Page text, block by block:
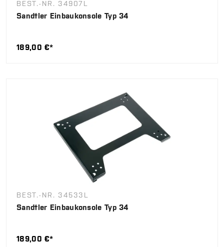
BEST.-NR. 34907L
Sandtler Einbaukonsole Typ 34
189,00 €*
BEST.-NR. 34533L
Sandtler Einbaukonsole Typ 34
189,00 €*